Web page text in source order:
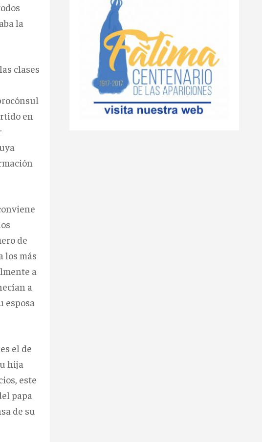
la
clases
en
de
los más
a
a
esposa
el de
hija
este
papa
de su